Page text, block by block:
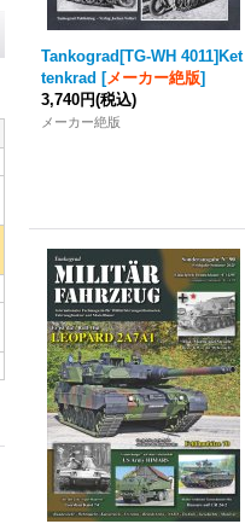
Tankograd [TG-WH 4011]Ket
tenkrad [メーカー絶版]
3,740円(税込)
メーカー絶版